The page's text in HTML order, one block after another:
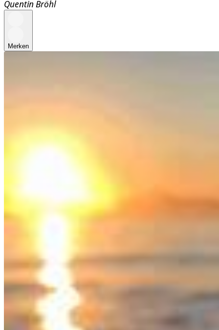
Quentin Bröhl
Merken